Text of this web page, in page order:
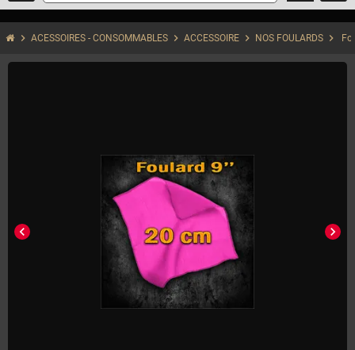
chevron_right ACESSOIRES - CONSOMMABLES chevron_right ACCESSOIRE chevron_right NOS FOULARDS chevron_right
chevron_left chevron_right